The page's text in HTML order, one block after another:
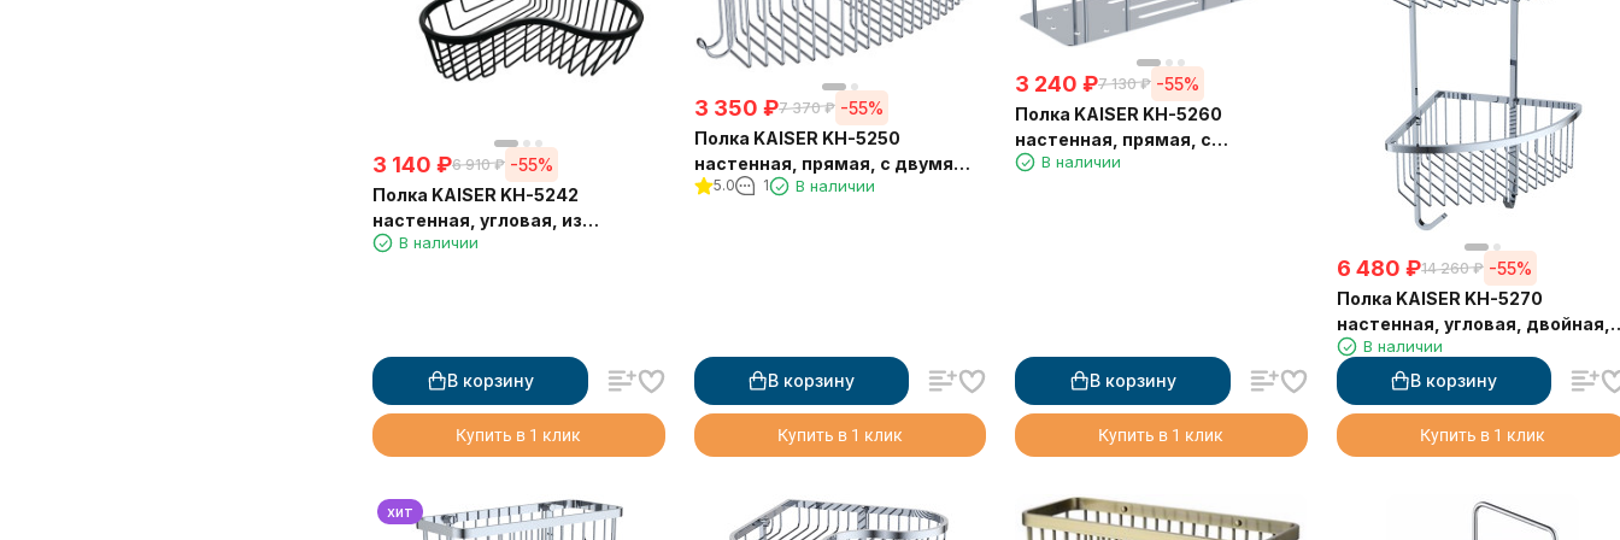
3 140 ₽6 910 ₽ -55%
Полка KAISER KH-5242
настенная, угловая, из
нержавеющей стали,
В наличии
В корзину
Купить в 1 клик
3 350 ₽7 370 ₽ -55%
Полка KAISER KH-5250
настенная, прямая, с двумя
крючками, из нержавеющей
5.0 1 В наличии
В корзину
Купить в 1 клик
3 240 ₽7 130 ₽ -55%
Полка KAISER KH-5260
настенная, прямая, с
держателем для зубных
В наличии
В корзину
Купить в 1 клик
6 480 ₽14 260 ₽ -55%
Полка KAISER KH-5270
настенная, угловая, двойная,
двумя крючками, из
нержавеющей стали, хром
В наличии
В корзину
Купить в 1 клик
хит